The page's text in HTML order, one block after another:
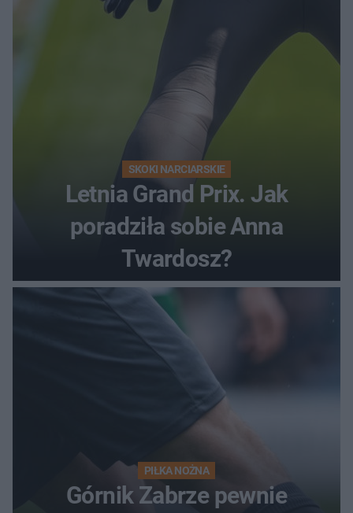
SKOKI NARCIARSKIE
Letnia Grand Prix. Jak
poradziła sobie Anna
Twardosz?
PIŁKA NOŻNA
Górnik Zabrze pewnie